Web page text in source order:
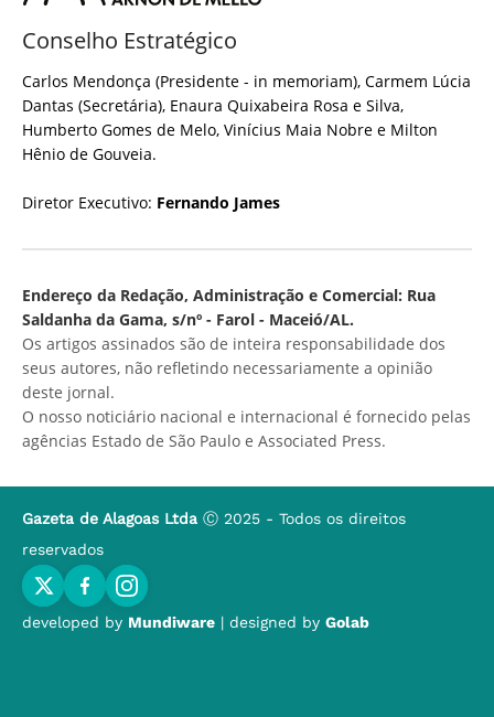
Conselho Estratégico
Carlos Mendonça (Presidente - in memoriam), Carmem Lúcia
Dantas (Secretária), Enaura Quixabeira Rosa e Silva,
Humberto Gomes de Melo, Vinícius Maia Nobre e Milton
Hênio de Gouveia.
Diretor Executivo: Fernando James
Endereço da Redação, Administração e Comercial: Rua
Saldanha da Gama, s/nº - Farol - Maceió/AL.
Os artigos assinados são de inteira responsabilidade dos
seus autores, não refletindo necessariamente a opinião
deste jornal.
O nosso noticiário nacional e internacional é fornecido pelas
agências Estado de São Paulo e Associated Press.
Gazeta de Alagoas Ltda Ⓒ 2025 - Todos os direitos
reservados
developed by Mundiware | designed by Golab